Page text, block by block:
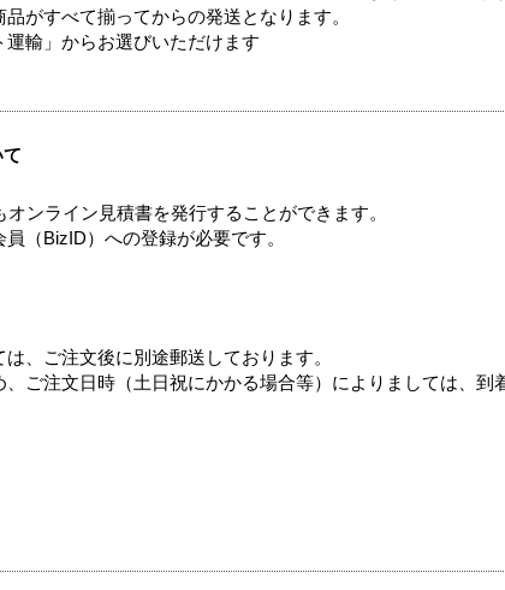
がすべて揃ってからの発送となります。
輸」からお選びいただけます
ンライン見積書を発行することができます。
（BizID）への登録が必要です。
、ご注文後に別途郵送しております。
ご注文日時（土日祝にかかる場合等）によりましては、到